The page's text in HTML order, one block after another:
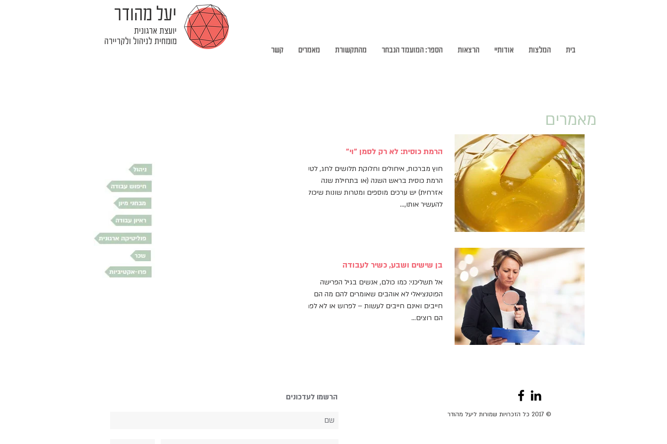
יעל מהודר
יועצת ארגונית
מומחית לניהול ולקריירה
בית המלצות אודותיי הרצאות הספר: המועמד הנבחר מהתקשורת מאמרים קשר
הרמת כוסית: לא רק לסמן "וי"
חוץ מברכות, איחולים וחלוקת תלושים לחג, לטקס
הרמת כוסית בראש השנה (או בתחילת שנה
אזרחית) יש ערכים מוספים ומטרות שונות שיכולים
להעשיר אותו,...
בן שישים ושבע, כשיר לעבודה
אל תשליכני: כמו כולם, אנשים בגיל הפרישה
הפוטנציאלי לא אוהבים שאומרים להם מה הם
חייבים ואינם חייבים לעשות – לפרוש או לא לפרוש.
הם רוצים...
מאמרים
הרשמו לעדכונים
© 2017 כל הזכרויות שמורות ליעל מהודר